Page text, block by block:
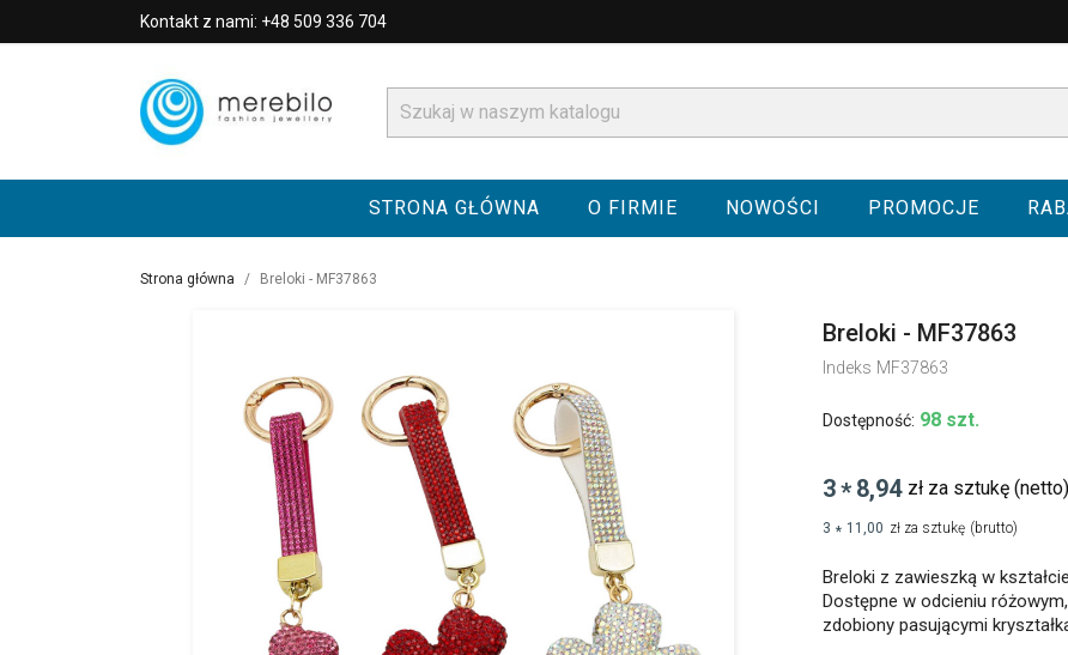
Kontakt z nami: +48 509 336 704
STRONA GŁÓWNA O FIRMIE NOWOŚCI PROMOCJE
Strona główna Breloki - MF37863
Breloki - MF37863
Indeks MF37863
Dostępność: 98 szt.
3* 8,94 zł za sztukę (netto)
3 * 11,00 zł za sztukę (brutto)
Breloki z zawieszką w
Dostępne w odcieniu
zdobiony pasującymi